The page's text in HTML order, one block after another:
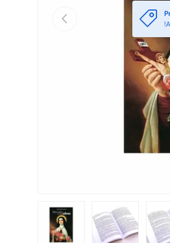
Anterior
Cargar imagen 1 en la vista de
Cargar imagen 2